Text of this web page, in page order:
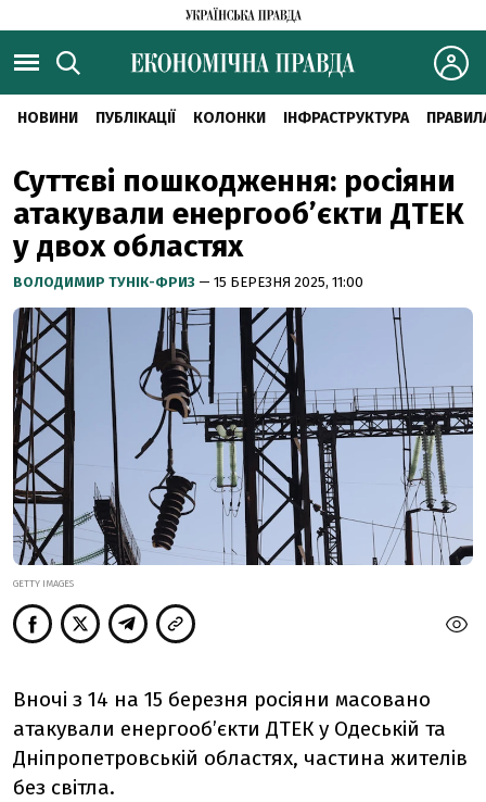
НОВИНИ ПУБЛІКАЦІЇ КОЛОНКИ ІНФРАСТРУКТУРА
Суттєві пошкодження: росіяни
атакували енергообʼєкти ДТЕК
у двох областях
ВОЛОДИМИР ТУНІК-ФРИЗ — 15 БЕРЕЗНЯ 2025, 11:00
GETTY IMAGES
Вночі з 14 на 15 березня росіяни масовано
атакували енергообʼєкти ДТЕК у Одеській та
Дніпропетровській областях, частина жителів
без світла.